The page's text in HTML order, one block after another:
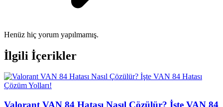
Henüz hiç yorum yapılmamış.
İlgili İçerikler
Valorant VAN 84 Hatası Nasıl Çözülür? İşte VAN 84